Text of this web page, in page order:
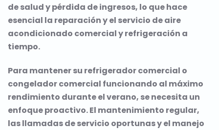
de salud y pérdida de ingresos, lo que hace
esencial la reparación y el servicio de aire
acondicionado comercial y refrigeración a
tiempo.
Para mantener su refrigerador comercial o
congelador comercial funcionando al máximo
rendimiento durante el verano, se necesita un
enfoque proactivo. El mantenimiento regular,
las llamadas de servicio oportunas y el manejo